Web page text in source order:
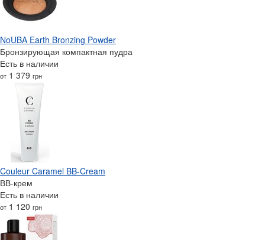
NoUBA Earth Bronzing Powder
Бронзирующая компактная пудра
Есть в наличии
от 1 379 грн
Couleur Caramel BB-Cream
ВВ-крем
Есть в наличии
от 1 120 грн